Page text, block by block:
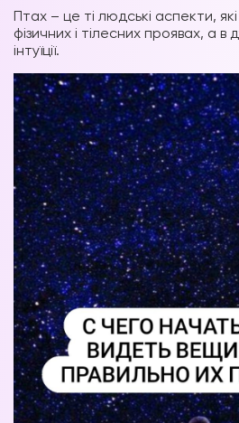
Птах – це ті людські аспекти,
фізичних і тілесних проявах, а в
інтуїції.